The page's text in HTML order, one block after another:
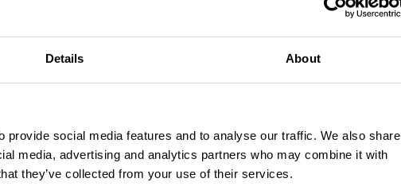
Details About
social media features and to analyse our traffic. We also share
media, advertising and analytics partners who may combine it with
they’ve collected from your use of their services.
nie są
a
Pomóż kurom opuścić
ciasne klatki
Kura nie zasługuje na życie w
ciasnej klatce.
Nioski w chowie
klatkowym nigdy nie rozprostują
swoich skrzydeł. Pomóż wycofać